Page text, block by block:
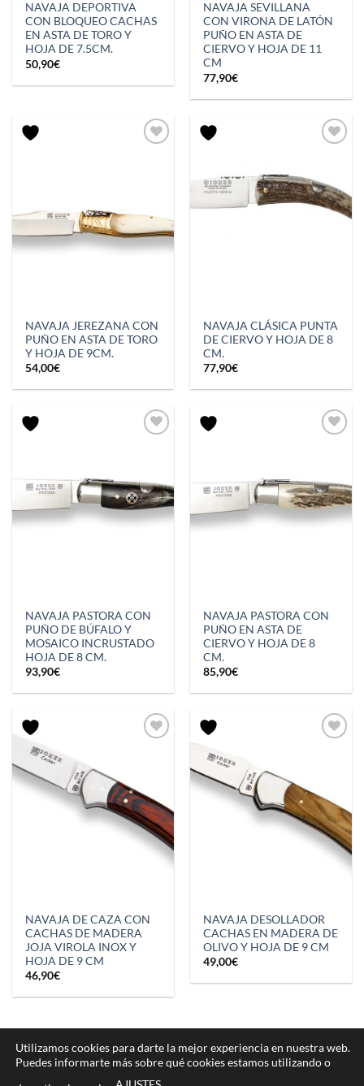
NAVAJA DEPORTIVA
CON BLOQUEO CACHAS
EN ASTA DE TORO Y
HOJA DE 7.5CM.
50,90€
NAVAJA SEVILLANA
CON VIRONA DE LATÓN
PUÑO EN ASTA DE
CIERVO Y HOJA DE 11
CM
77,90€
NAVAJA JEREZANA CON
PUÑO EN ASTA DE TORO
Y HOJA DE 9CM.
54,00€
NAVAJA CLÁSICA PUNTA
DE CIERVO Y HOJA DE 8
CM.
77,90€
NAVAJA PASTORA CON
PUÑO DE BÚFALO Y
MOSAICO INCRUSTADO
HOJA DE 8 CM.
93,90€
NAVAJA PASTORA CON
PUÑO EN ASTA DE
CIERVO Y HOJA DE 8
CM.
85,90€
NAVAJA DE CAZA CON
CACHAS DE MADERA
JOJA VIROLA INOX Y
HOJA DE 9 CM
46,90€
NAVAJA DESOLLADOR
CACHAS EN MADERA DE
OLIVO Y HOJA DE 9 CM
49,00€
PayPal
Cash
Bank
Utilizamos cookies para darte la mejor experiencia en nuestra web.
Puedes informarte más sobre qué cookies estamos utilizando o